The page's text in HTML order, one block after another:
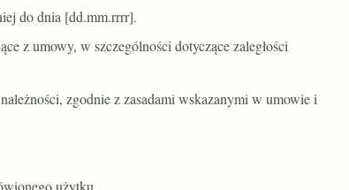
do dnia [dd.mm.rrrr].
z umowy, w szczególności dotyczące zaległości
zgodnie z zasadami wskazanymi w umowie i
użytku.